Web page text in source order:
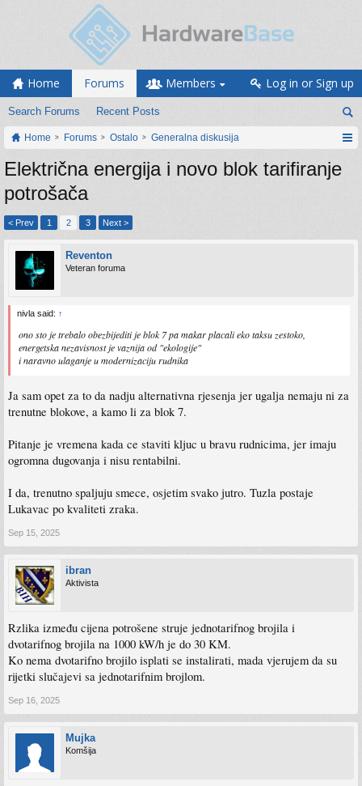
Home Forums
Search Forums Recent Posts
Members Log in or Sign up
Home Forums Ostalo Generalna diskusija
Električna energija i novo blok tarifiranje
potrošača
< Prev 1 2 3 Next >
Reventon
Veteran foruma
nivla said: ↑
ono sto je trebalo obezbijediti je blok 7 pa makar placali eko taksu zestoko,
energetska nezavisnost je vaznija od "ekologije"
i naravno ulaganje u modernizaciju rudnika
Ja sam opet za to da nadju alternativna rjesenja jer ugalja nemaju ni za
trenutne blokove, a kamo li za blok 7.
Pitanje je vremena kada ce staviti kljuc u bravu rudnicima, jer imaju
ogromna dugovanja i nisu rentabilni.
I da, trenutno spaljuju smece, osjetim svako jutro. Tuzla postaje
Lukavac po kvaliteti zraka.
Sep 15, 2025
ibran
Aktivista
Rzlika između cijena potrošene struje jednotarifnog brojila i
dvotarifnog brojila na 1000 kW/h je do 30 KM.
Ko nema dvotarifno brojilo isplati se instalirati, mada vjerujem da su
rijetki slučajevi sa jednotarifnim brojlom.
Sep 16, 2025
Mujka
Komšija